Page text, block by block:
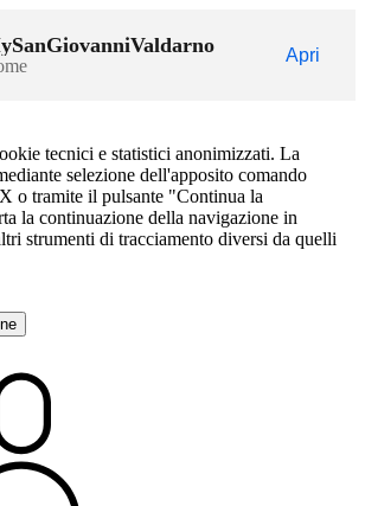
Apri
tecnici e statistici anonimizzati. La
selezione dell'apposito comando
o tramite il pulsante "Continua la
la continuazione della navigazione in
strumenti di tracciamento diversi da quelli